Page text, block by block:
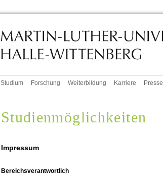
Studium Forschung Weiterbildung Karriere Presse
Studienmöglichkeiten
Impressum
Bereichsverantwortlich